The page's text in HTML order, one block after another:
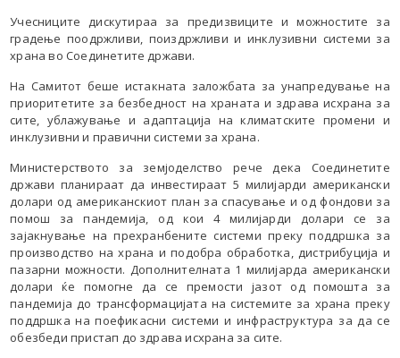
Учесниците дискутираа за предизвиците и можностите за
градење поодржливи, поиздржливи и инклузивни системи за
храна во Соединетите држави.
На Самитот беше истакната заложбата за унапредување на
приоритетите за безбедност на храната и здрава исхрана за
сите, ублажување и адаптација на климатските промени и
инклузивни и правични системи за храна.
Министерството за земјоделство рече дека Соединетите
држави планираат да инвестираат 5 милијарди американски
долари од американскиот план за спасување и од фондови за
помош за пандемија, од кои 4 милијарди долари се за
зајакнување на прехранбените системи преку поддршка за
производство на храна и подобра обработка, дистрибуција и
пазарни можности. Дополнителната 1 милијарда американски
долари ќе помогне да се премости јазот од помошта за
пандемија до трансформацијата на системите за храна преку
поддршка на поефикасни системи и инфраструктура за да се
обезбеди пристап до здрава исхрана за сите.